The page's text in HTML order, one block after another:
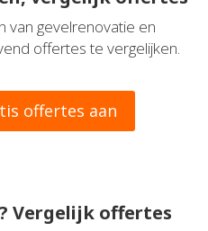
van gevelrenovatie en
offertes te vergelijken.
offertes aan
Vergelijk offertes